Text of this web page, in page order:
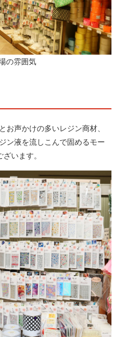
の雰囲気
お声かけの多いレジン商材、
ン液を流しこんで固めるモー
います。